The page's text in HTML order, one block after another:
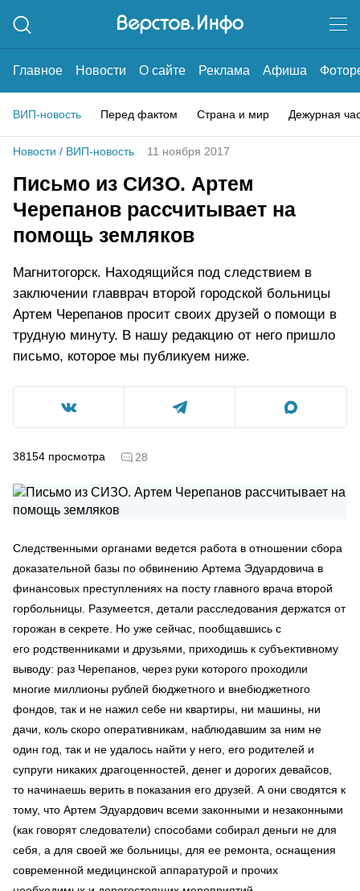
Главное Новости О сайте Реклама Афиша
ВИП-новость Перед фактом Страна и мир Дежурная
Новости / ВИП-новость 11 ноября 2017
Письмо из СИЗО. Артем
Черепанов рассчитывает на
помощь земляков
Магнитогорск. Находящийся под следствием в
заключении главврач второй городской больницы
Артем Черепанов просит своих друзей о помощи в
трудную минуту. В нашу редакцию от него пришло
письмо, которое мы публикуем ниже.
38154 просмотра 28
Следственными органами ведется работа в отношении сбора
доказательной базы по обвинению Артема Эдуардовича в
финансовых преступлениях на посту главного врача второй
горбольницы. Разумеется, детали расследования держатся от
горожан в секрете. Но уже сейчас, пообщавшись с
его родственниками и друзьями, приходишь к субъективному
выводу: раз Черепанов, через руки которого проходили
многие миллионы рублей бюджетного и внебюджетного
фондов, так и не нажил себе ни квартиры, ни машины, ни
дачи, коль скоро оперативникам, наблюдавшим за ним не
один год, так и не удалось найти у него, его родителей и
супруги никаких драгоценностей, денег и дорогих девайсов,
то начинаешь верить в показания его друзей. А они сводятся к
тому, что Артем Эдуардович всеми законными и незаконными
(как говорят следователи) способами собирал деньги не для
себя, а для своей же больницы, для ее ремонта, оснащения
современной медицинской аппаратурой и прочих